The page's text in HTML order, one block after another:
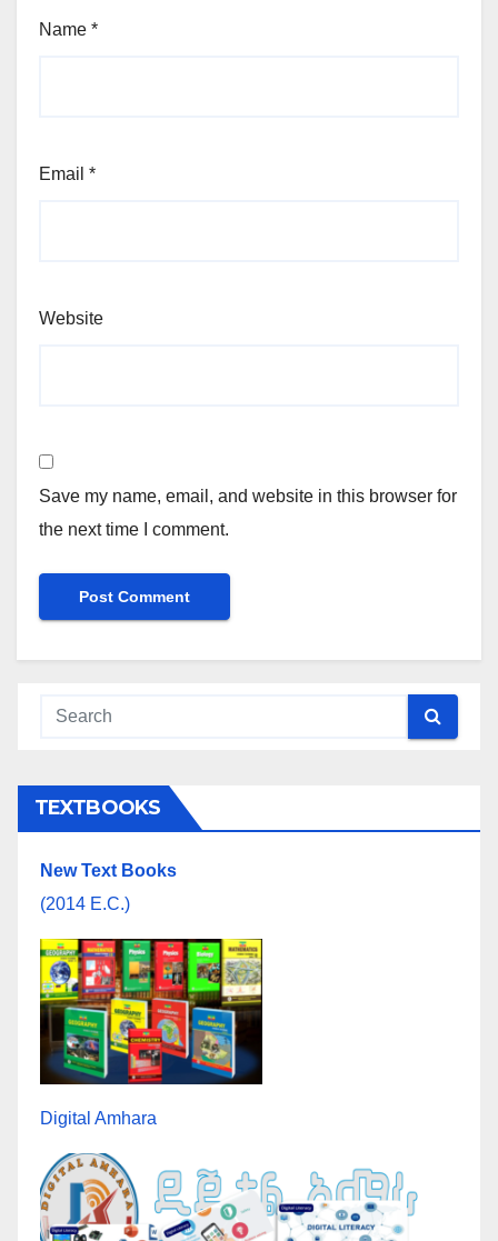
Name *
Email *
Website
Save my name, email, and website in this browser for
the next time I comment.
TEXTBOOKS
New Text Books
(2014 E.C.)
Digital Amhara